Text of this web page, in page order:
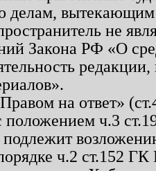
делам, вытекающим
не
Закона РФ «О
на ответ»
положением ч.3
подлежит
ч.2 ст.152